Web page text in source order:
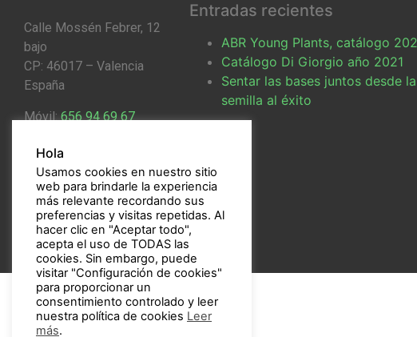
Calle Mossén Febrer, 12
bajo
CP: 46017 – Valencia
España
Móvil: 656 94 69 67
Email:bulbos@bulbos.eu
Entradas recientes
ABR Young Plants, catálogo
Catálogo Di Giorgio año 2021
Sentar las bases juntos desde la
semilla al éxito
Hola
Usamos cookies en nuestro sitio
web para brindarle la experiencia
más relevante recordando sus
preferencias y visitas repetidas. Al
hacer clic en "Aceptar todo",
acepta el uso de TODAS las
cookies. Sin embargo, puede
visitar "Configuración de cookies"
para proporcionar un
consentimiento controlado y leer
nuestra política de cookies Leer
más.